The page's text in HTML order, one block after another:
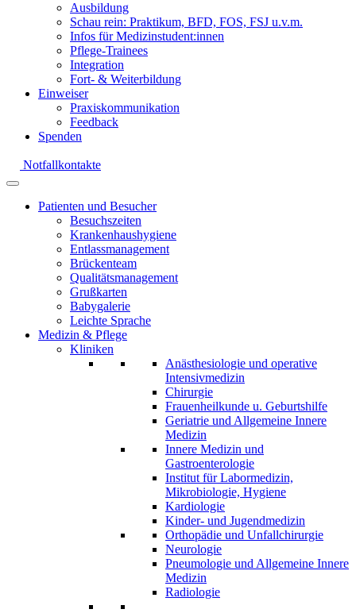
Ausbildung
Schau rein: Praktikum, BFD, FOS, FSJ u.v.m.
Infos für Medizinstudent:innen
Pflege-Trainees
Integration
Fort- & Weiterbildung
Einweiser
Praxiskommunikation
Feedback
Spenden
Notfallkontakte
Patienten und Besucher
Besuchszeiten
Krankenhaushygiene
Entlassmanagement
Brückenteam
Qualitätsmanagement
Grußkarten
Babygalerie
Leichte Sprache
Medizin & Pflege
Kliniken
Anästhesiologie und operative
Intensivmedizin
Chirurgie
Frauenheilkunde u. Geburtshilfe
Geriatrie und Allgemeine Innere
Medizin
Innere Medizin und
Gastroenterologie
Institut für Labormedizin,
Mikrobiologie, Hygiene
Kardiologie
Kinder- und Jugendmedizin
Orthopädie und Unfallchirurgie
Neurologie
Pneumologie und Allgemeine Innere
Medizin
Radiologie